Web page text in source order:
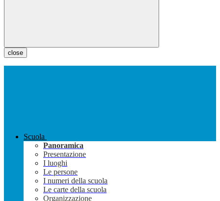
close
Scuola
Panoramica
Presentazione
I luoghi
Le persone
I numeri della scuola
Le carte della scuola
Organizzazione